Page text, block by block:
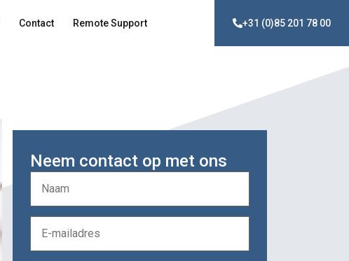
Contact Remote Support +31 (0)85 201 78 00
Neem contact op met ons